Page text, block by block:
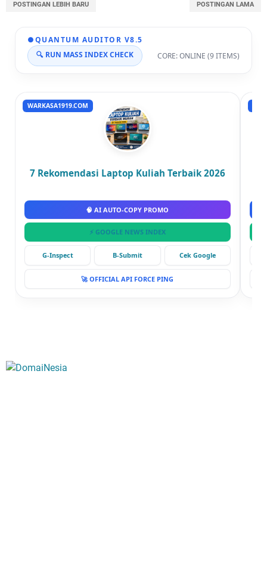
POSTINGAN LEBIH BARU POSTINGAN LAMA
●QUANTUM AUDITOR V8.5
🔍 RUN MASS INDEX CHECK
CORE: ONLINE (9 ITEMS)
WARKASA1919.COM
7 Rekomendasi Laptop Kuliah Terbaik 2026
🧠 AI AUTO-COPY PROMO
⚡ GOOGLE NEWS INDEX
G-Inspect B-Submit Cek Google
🚀 OFFICIAL API FORCE PING